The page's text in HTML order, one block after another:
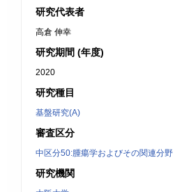
研究代表者
高倉 伸幸
研究期間 (年度)
2020
研究種目
基盤研究(A)
審査区分
中区分50:腫瘍学およびその関連分野
研究機関